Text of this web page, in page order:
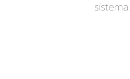
sistema.